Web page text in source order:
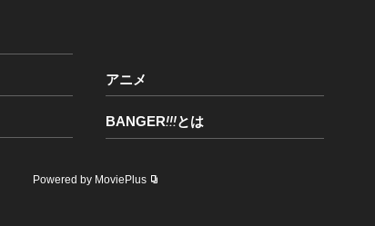
アニメ
BANGER!!!とは
Powered by MoviePlus